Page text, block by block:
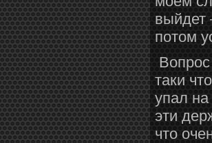
выйдет
потом
таки
упал
эти
что